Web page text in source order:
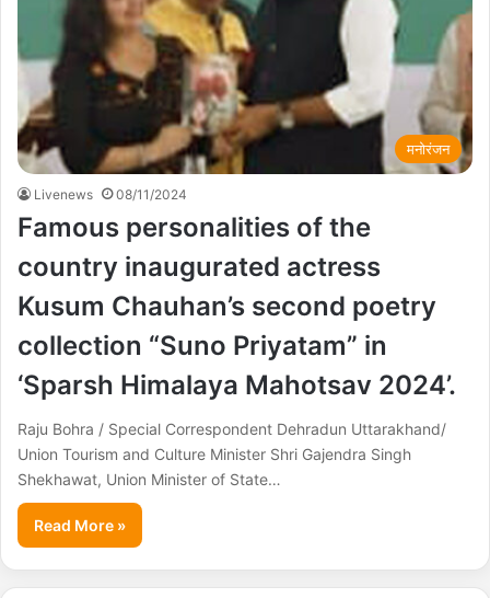
मनोरंजन
Livenews 08/11/2024
Famous personalities of the
country inaugurated actress
Kusum Chauhan’s second poetry
collection “Suno Priyatam” in
‘Sparsh Himalaya Mahotsav 2024’.
Raju Bohra / Special Correspondent Dehradun Uttarakhand/
Union Tourism and Culture Minister Shri Gajendra Singh
Shekhawat, Union Minister of State…
Read More »